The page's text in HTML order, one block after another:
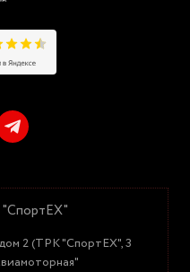
"СпортЕХ"
дом 2 (ТРК "СпортЕХ", 3